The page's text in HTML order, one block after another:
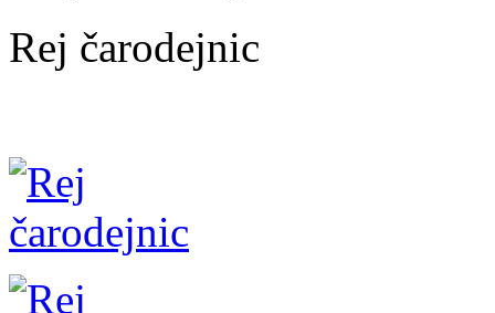
Rej čarodejnic